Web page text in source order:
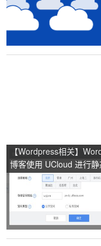
【Wordpress相关】
博客使用 UCloud 进行
CDN 加速